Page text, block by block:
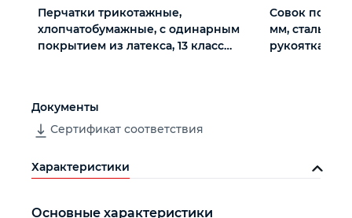
Перчатки трикотажные,
хлопчатобумажные, с одинарным
покрытием из латекса, 13 класс
Совок
мм,
рукоятка,
Документы
Сертификат соответствия
Характеристики
Основные характеристики